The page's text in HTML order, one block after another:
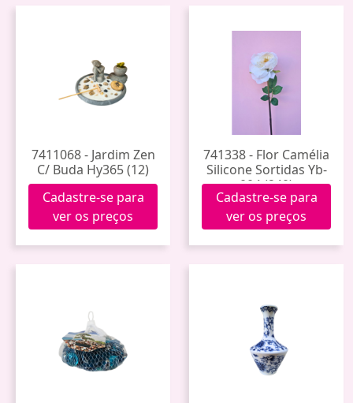
7411068 - Jardim Zen
C/ Buda Hy365 (12)
Cadastre-se para
ver os preços
741338 - Flor Camélia
Silicone Sortidas Yb-
004 (240)
Cadastre-se para
ver os preços